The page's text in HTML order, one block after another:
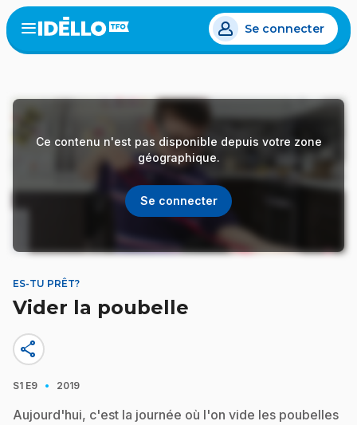
Aller
au
contenu
Open
menu
Se connecter
Ce contenu n'est pas disponible depuis votre zone
géographique.
Se connecter
ES-TU PRÊT?
Vider la poubelle
share
S1 E9 · 2019
Aujourd'hui, c'est la journée où l'on vide les poubelles